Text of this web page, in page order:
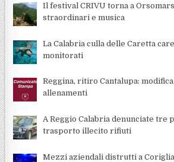
Il festival CRIVU torna a
straordinari e musica
La Calabria culla delle Caretta
monitorati
Reggina, ritiro Cantalupa:
allenamenti
A Reggio Calabria denunciate tre
trasporto illecito rifiuti
Mezzi aziendali distrutti a